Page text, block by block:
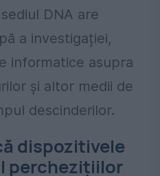
DNA are
a investigației,
informatice asupra
și altor medii de
descinderilor.
dispozitivele
perchezițiilor